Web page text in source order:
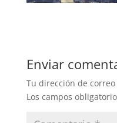
Enviar
Tu dirección de
Los campos